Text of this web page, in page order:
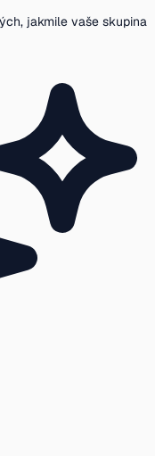
jakmile vaše skupina